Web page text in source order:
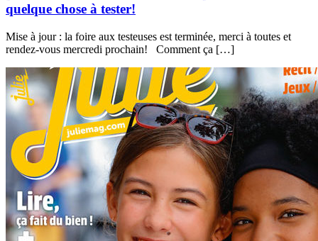
quelque chose à tester!
Mise à jour : la foire aux testeuses est terminée, merci à toutes et
rendez-vous mercredi prochain! Comment ça […]